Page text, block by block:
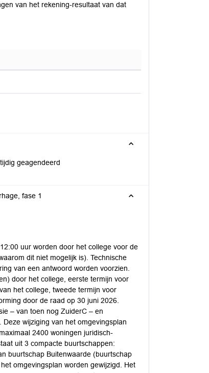
van het rekening-resultaat van dat
geagendeerd
fase 1
uur worden door het college voor de
dit niet mogelijk is). Technische
van een antwoord worden voorzien.
door het college, eerste termijn voor
het college, tweede termijn voor
door de raad op 30 juni 2026.
– van toen nog ZuiderC – en
wijziging van het omgevingsplan
2400 woningen juridisch-
uit 3 compacte buurtschappen:
buurtschap Buitenwaarde (buurtschap
omgevingsplan worden gewijzigd. Het